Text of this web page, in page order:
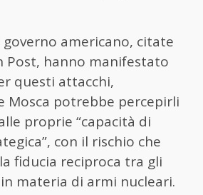
americano, citate
Post, hanno manifestato
questi attacchi,
Mosca potrebbe percepirli
proprie “capacità di
con il rischio che
fiducia reciproca tra gli
in materia di armi nucleari.